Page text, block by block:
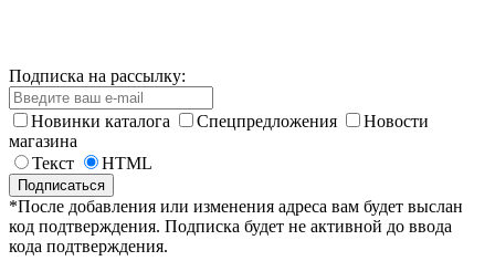
Подписка на рассылку:
Новинки каталога Спецпредложения
Новости
магазина
Текст
HTML
*После добавления или изменения адреса вам будет выслан
код подтверждения. Подписка будет не активной до ввода
кода подтверждения.